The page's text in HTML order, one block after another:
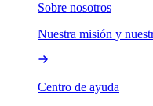
Sobre nosotros
Nuestra misión y
Centro de ayuda